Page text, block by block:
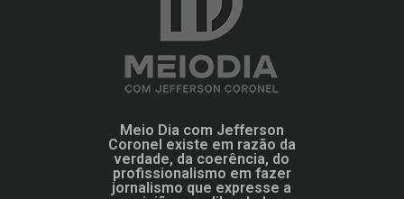
Meio Dia com Jefferson
Coronel existe em razão da
verdade, da coerência, do
profissionalismo em fazer
jornalismo que expresse a